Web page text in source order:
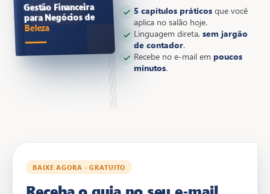
Gestão Financeira
para Negócios de
Beleza
5 capítulos práticos que você
aplica no salão hoje.
Linguagem direta, sem jargão
de contador.
Recebe no e-mail em poucos
minutos.
BAIXE AGORA · GRATUITO